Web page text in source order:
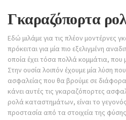
Γκαραζόπορτα
Εδώ μιλάμε για τις πλέον μοντέρνες
πρόκειται για μία πιο εξελιγμένη
οποία έχει τόσα πολλά κομμάτια, που
Στην ουσία λοιπόν έχουμε μία λύση
ασφαλείας που θα βρούμε σε
κάνει αυτές τις γκαραζόπορτες
ρολά καταστημάτων, είναι το
προστασία από τα στοιχεία της